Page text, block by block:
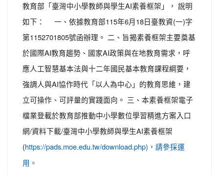
教育部「臺灣中小學教師與學生AI素養框架」， 說明
如下： 一、依據教育部115年6月18日臺教資(一)字
第1152701805號函辦理。 二、旨揭素養框架主要奠基
於國際AI教育趨勢、國家AI政策與在地教育需求，呼
應人工智慧基本法與十二年國民基本教育課程綱要，
強調人與AI協作時代「以人為中心」的教育思維，建
立可操作、可評量的實踐面向。 三、本素養框架電子
檔業登載於教育部推動中小學數位學習精進方案入口
網/資料下載/臺灣中小學教師與學生AI素養框架
( https://pads.moe.edu.tw/download.php)，請參採運
用。